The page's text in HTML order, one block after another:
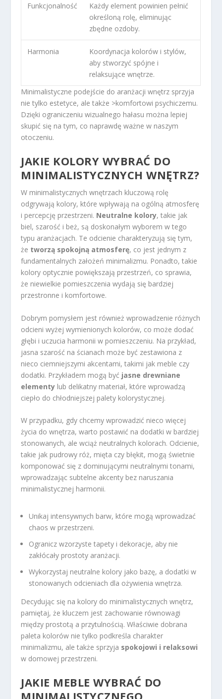
Funkcjonalność
Każdy element powinien pełnić
określoną rolę, eliminując
zbędne ozdoby.
Harmonia
Koordynacja kolorów i stylów,
aby stworzyć spójne i
relaksujące wnętrze.
Minimalistyczne podejście do aranżacji wnętrz sprzyja
nie tylko estetyce, ale także >komfortowi psychiczemu.
Dzięki ograniczeniu wizualnego hałasu można lepiej
skupić się na tym, co naprawdę ważne w naszym
otoczeniu.
JAKIE KOLORY WYBRAĆ DO
MINIMALISTYCZNYCH WNĘTRZ?
W minimalistycznych wnętrzach kluczową rolę
odgrywają kolory, które wpływają na ogólną atmosferę
i percepcję przestrzeni. Neutralne kolory, takie jak
biel, szarość i beż, są doskonałym wyborem w tego
typu aranżacjach. Te odcienie charakteryzują się tym,
że tworzą spokojną atmosferę, co jest jednym z
fundamentalnych założeń minimalizmu. Ponadto, takie
kolory optycznie powiększają przestrzeń, co sprawia,
że niewielkie pomieszczenia wydają się bardziej
przestronne i komfortowe.
Dobrym pomysłem jest również wprowadzenie różnych
odcieni wyżej wymienionych kolorów, co może dodać
głębi i uczucia harmonii w pomieszczeniu. Na przykład,
jasna szarość na ścianach może być zestawiona z
nieco ciemniejszymi akcentami, takimi jak meble czy
dodatki. Przykładem mogą być jasne drewniane
elementy lub delikatny materiał, które wprowadzą
ciepło do chłodniejszej palety kolorystycznej.
W przypadku, gdy chcemy wprowadzić nieco więcej
życia do wnętrza, warto postawić na dodatki w bardziej
stonowanych, ale wciąż neutralnych kolorach. Odcienie,
takie jak pudrowy róż, mięta czy błękit, mogą świetnie
komponować się z dominującymi neutralnymi tonami,
wprowadzając subtelne akcenty bez naruszania
minimalistycznej harmonii.
Unikaj intensywnych barw, które mogą wprowadzać
chaos w przestrzeni.
Ogranicz wzorzyste tapety i dekoracje, aby nie
zakłócały prostoty aranżacji.
Wykorzystaj neutralne kolory jako bazę, a dodatki w
stonowanych odcieniach dla ożywienia wnętrza.
Decydując się na kolory do minimalistycznych wnętrz,
pamiętaj, że kluczem jest zachowanie równowagi
między prostotą a przytulnością. Właściwie dobrana
paleta kolorów nie tylko podkreśla charakter
minimalizmu, ale także sprzyja spokojowi i relaksowi
w domowej przestrzeni.
JAKIE MEBLE WYBRAĆ DO